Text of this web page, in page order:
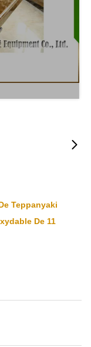
Teppanyaki
De 11